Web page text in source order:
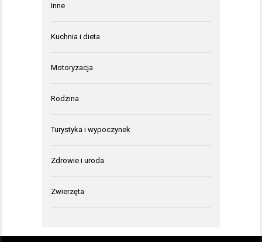
Inne
Kuchnia i dieta
Motoryzacja
Rodzina
Turystyka i wypoczynek
Zdrowie i uroda
Zwierzęta